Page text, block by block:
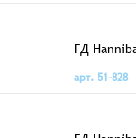
ГД
арт. 51-828